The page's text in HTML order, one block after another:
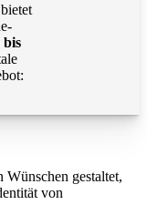
bietet
bis
gestaltet,
von